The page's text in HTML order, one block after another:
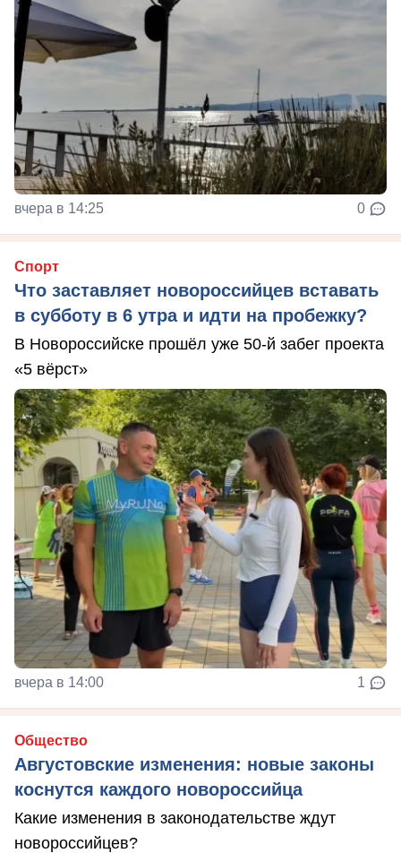
вчера в 14:25 0
Спорт
Что заставляет новороссийцев вставать
в субботу в 6 утра и идти на пробежку?
В Новороссийске прошёл уже 50-й забег проекта
«5 вёрст»
вчера в 14:00 1
Общество
Августовские изменения: новые законы
коснутся каждого новороссийца
Какие изменения в законодательстве ждут
новороссийцев?